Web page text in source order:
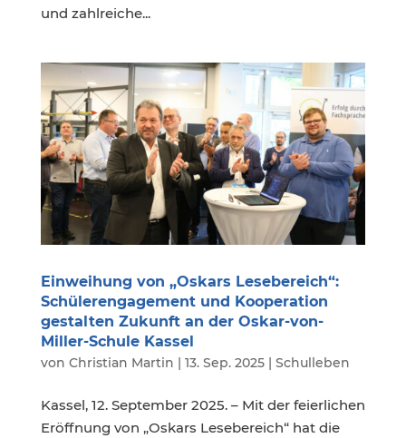
und zahlreiche...
Einweihung von „Oskars Lesebereich“:
Schülerengagement und Kooperation
gestalten Zukunft an der Oskar-von-
Miller-Schule Kassel
von Christian Martin 13. Sep. 2025| Schulleben
Kassel, 12. September 2025. – Mit der feierlichen
Eröffnung von „Oskars Lesebereich“ hat die